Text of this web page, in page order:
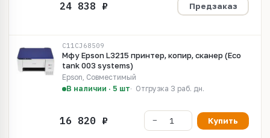
Предзаказ
C11CJ68509
Мфу Epson L3215 принтер, копир, сканер (Eco
tank 003 systems)
Epson, Совместимый
В наличии · 5 шт
Отгрузка 3 раб. дн.
Купить